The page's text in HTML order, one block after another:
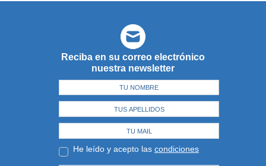
Reciba en su correo electrónico
nuestra newsletter
He leído y acepto las condiciones